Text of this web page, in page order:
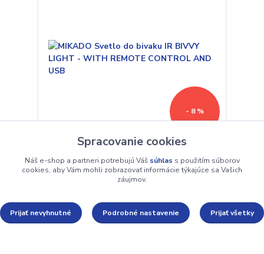
- 8 %
REMOTE CONTROL AND USB
Pridať do košíka
Spracovanie cookies
Náš e-shop a partneri potrebujú Váš súhlas s použitím súborov
cookies, aby Vám mohli zobrazovať informácie týkajúce sa Vašich
záujmov.
Prijať nevyhnutné Podrobné nastavenie Prijať všetky